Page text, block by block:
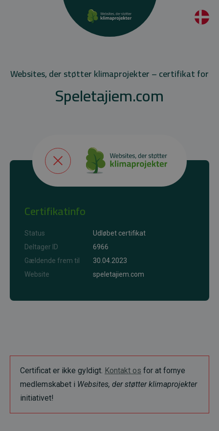
Websites, der støtter klimaprojekter – certifikat for
Speletajiem.com
Certifikatinfo
Status
Udløbet certifikat
Deltager ID
6966
Gældende frem til
30.04.2023
Website
speletajiem.com
Certificat er ikke gyldigt. Kontakt os for at fornye
medlemskabet i Websites, der støtter klimaprojekter
initiativet!